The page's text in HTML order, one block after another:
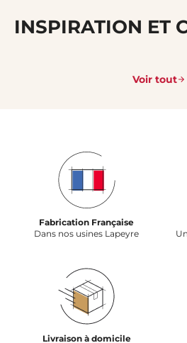
INSPIRATION ET
Voir tout
Fabrication Française
Dans nos usines Lapeyre
Livraison à domicile